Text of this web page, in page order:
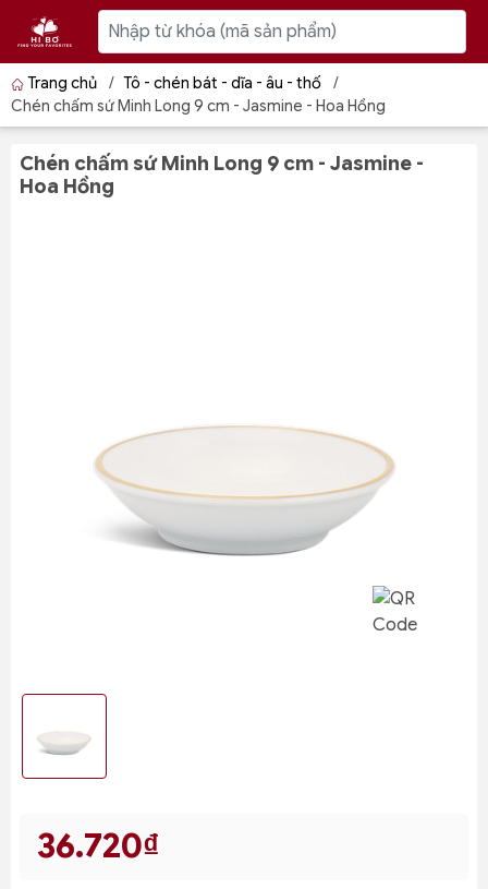
Trang chủ / Tô - chén bát - dĩa - âu - thố
/
Chén chấm sứ Minh Long 9 cm - Jasmine - Hoa Hồng
Chén chấm sứ Minh Long 9 cm - Jasmine -
Hoa Hồng
36.720₫